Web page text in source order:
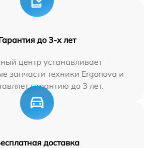
до 3-х лет
центр устанавливает
запчасти техники Ergonova и
гарантию до 3 лет.
доставка